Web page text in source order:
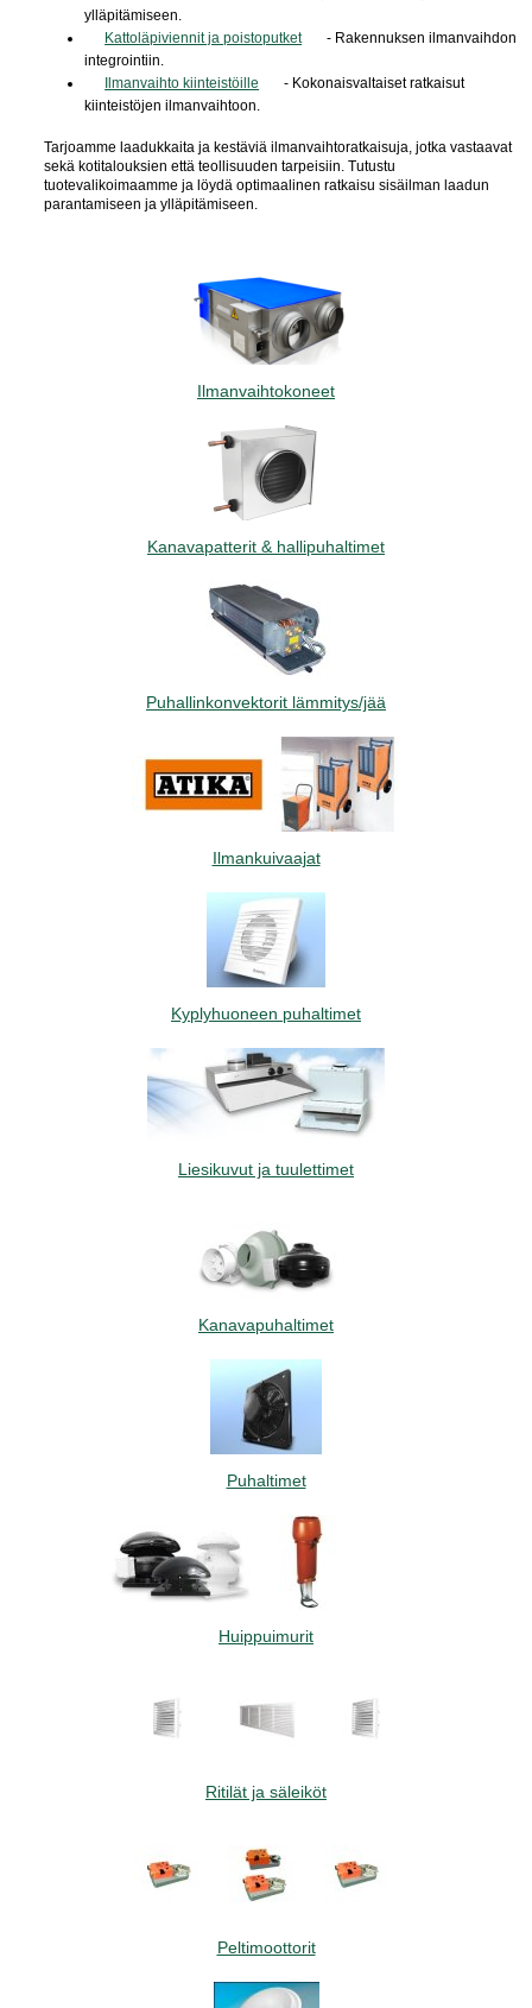
ylläpitämiseen.
Kattoläpiviennit ja poistoputket
- Rakennuksen ilmanvaihdon
integrointiin.
Ilmanvaihto kiinteistöille
- Kokonaisvaltaiset ratkaisut
kiinteistöjen ilmanvaihtoon.
Tarjoamme laadukkaita ja kestäviä ilmanvaihtoratkaisuja, jotka vastaavat
sekä kotitalouksien että teollisuuden tarpeisiin. Tutustu
tuotevalikoimaamme ja löydä optimaalinen ratkaisu sisäilman laadun
parantamiseen ja ylläpitämiseen.
Ilmanvaihtokoneet
Kanavapatterit & hallipuhaltimet
Puhallinkonvektorit lämmitys/jää
Ilmankuivaajat
Kyplyhuoneen puhaltimet
Liesikuvut ja tuulettimet
Kanavapuhaltimet
Puhaltimet
Huippuimurit
Ritilät ja säleiköt
Peltimoottorit